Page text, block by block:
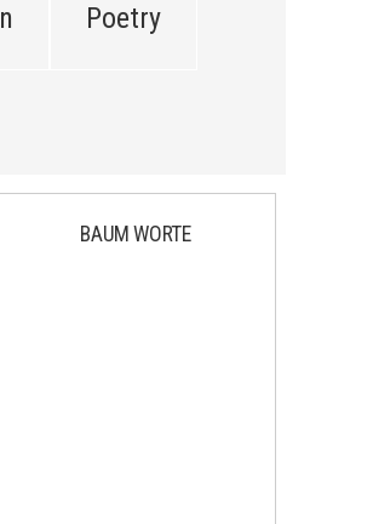
Poetry
BAUM WORTE